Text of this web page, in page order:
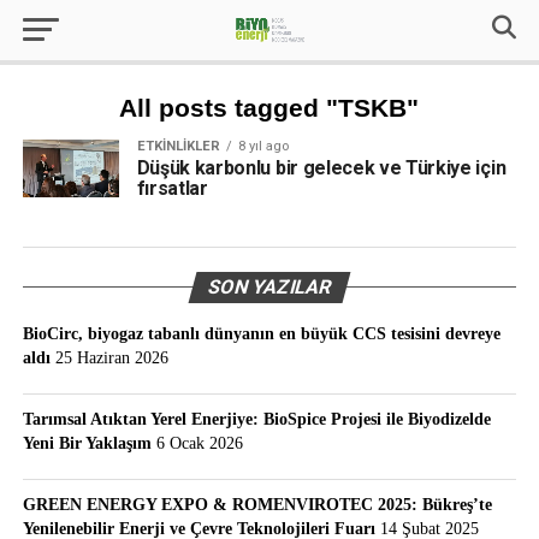
All posts tagged "TSKB"
ETKINLIKLER 8 yıl ago
Düşük karbonlu bir gelecek ve Türkiye için
fırsatlar
SON YAZILAR
BioCirc, biyogaz tabanlı dünyanın en büyük CCS tesisini devreye
aldı 25 Haziran 2026
Tarımsal Atıktan Yerel Enerjiye: BioSpice Projesi ile Biyodizelde
Yeni Bir Yaklaşım 6 Ocak 2026
GREEN ENERGY EXPO & ROMENVIROTEC 2025: Bükreş’te
Yenilenebilir Enerji ve Çevre Teknolojileri Fuarı 14 Şubat 2025